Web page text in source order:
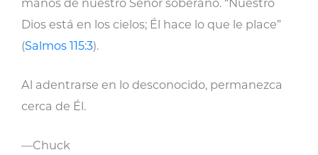
manos de nuestro Señor soberano. “Nuestro
Dios está en los cielos; Él hace lo que le place”
(Salmos 115:3).
Al adentrarse en lo desconocido, permanezca
cerca de Él.
—Chuck